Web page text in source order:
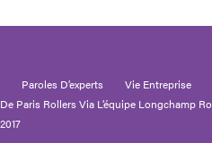
Paroles D’experts Vie Entreprise
De Paris Rollers Via L’équipe Longchamp
2017